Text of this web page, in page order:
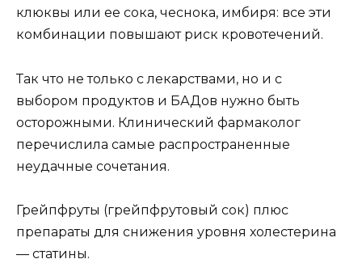
клюквы или ее сока, чеснока, имбиря: все эти
комбинации повышают риск кровотечений.
Так что не только с лекарствами, но и с
выбором продуктов и БАДов нужно быть
осторожными. Клинический фармаколог
перечислила самые распространенные
неудачные сочетания.
Грейпфруты (грейпфрутовый сок) плюс
препараты для снижения уровня холестерина
— статины.